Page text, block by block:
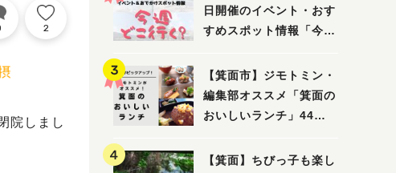
2
院しまし
日開催のイベント・おす
すめスポット情報「今週
面・吹田・池田・茨木・
高槻）
【箕面市】ジモトミン・
編集部オススメ「箕面の
おいしいランチ」44
から穴場まで！〜
【箕面】ちびっ子も楽し